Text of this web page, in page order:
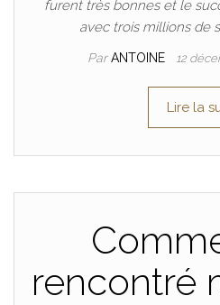
furent très bonnes et le
avec trois millions de
ParANTOINE 12
Lire la
rencontré